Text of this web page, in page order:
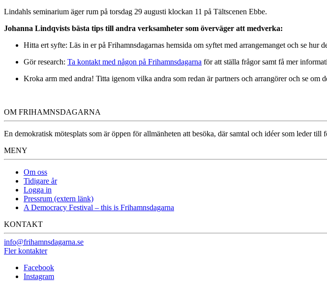
Lindahls seminarium äger rum på torsdag 29 augusti klockan 11 på Tältscenen Ebbe.
Johanna Lindqvists bästa tips till andra verksamheter som överväger att medverka:
Hitta ert syfte: Läs in er på Frihamnsdagarnas hemsida om syftet med arrangemanget och se hur
Gör research: Ta kontakt med någon på Frihamnsdagarna för att ställa frågor samt få mer
Kroka arm med andra! Titta igenom vilka andra som redan är partners och arrangörer och se
OM FRIHAMNSDAGARNA
En demokratisk mötesplats som är öppen för allmänheten att besöka, där samtal och idéer som leder till
MENY
Om oss
Tidigare år
Logga in
Pressrum (extern länk)
A Democracy Festival – this is Frihamnsdagarna
KONTAKT
info@frihamnsdagarna.se
Fler kontakter
Facebook
Instagram